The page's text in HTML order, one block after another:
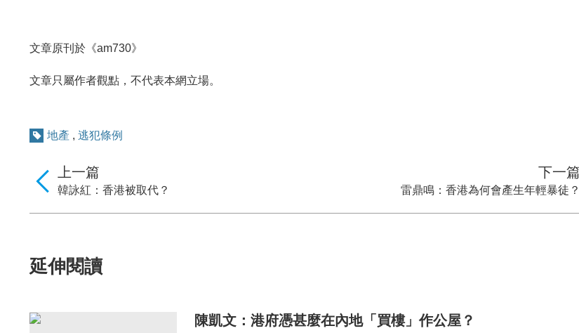
文章原刊於《am730》
文章只屬作者觀點，不代表本網立場。
地產 , 逃犯條例
下一篇
雷鼎鳴：香港為何會產生年輕暴徒？
上一篇
韓詠紅：香港被取代？
延伸閱讀
陳凱文：港府憑甚麼在內地「買樓」作公屋？